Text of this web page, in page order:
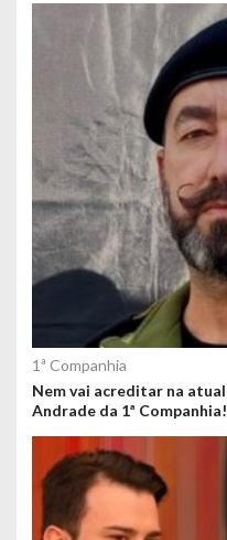
1ª Companhia
Nem vai acreditar na
Andrade da 1ª